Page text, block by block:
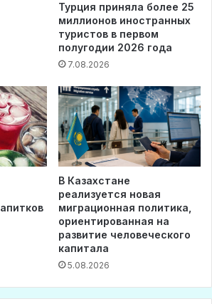
Турция приняла более 25
миллионов иностранных
туристов в первом
полугодии 2026 года
7.08.2026
В Казахстане
реализуется новая
миграционная политика,
ориентированная на
развитие человеческого
капитала
5.08.2026